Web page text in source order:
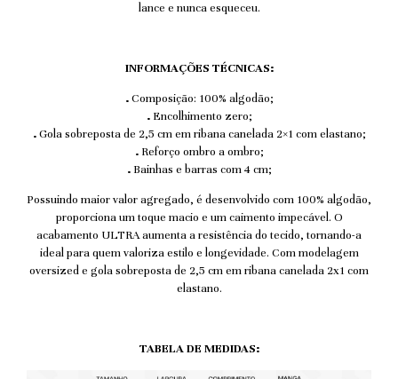
lance e nunca esqueceu.
INFORMAÇÕES TÉCNICAS:
.Composição: 100% algodão;
. Encolhimento zero;
.Gola sobreposta de 2,5 cm em ribana canelada 2×1 com elastano;
. Reforço ombro a ombro;
. Bainhas e barras com 4 cm;
Possuindo maior valor agregado, é desenvolvido com 100% algodão,
proporciona um toque macio e um caimento impecável. O
acabamento ULTRA aumenta a resistência do tecido, tornando-a
ideal para quem valoriza estilo e longevidade. Com modelagem
oversized e gola sobreposta de 2,5 cm em ribana canelada 2x1 com
elastano.
TABELA DE MEDIDAS: